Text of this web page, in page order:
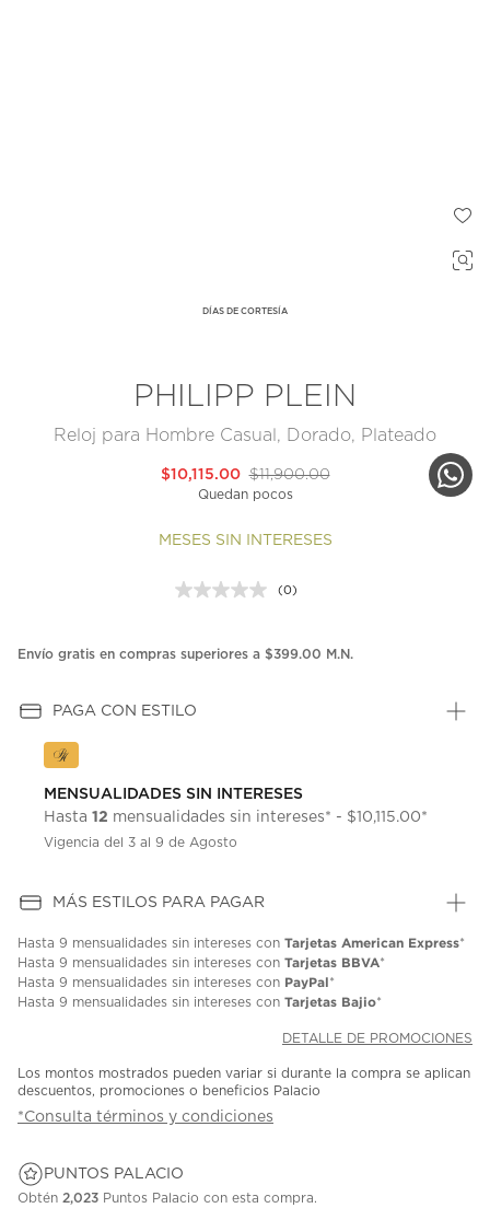
DÍAS DE CORTESÍA
PHILIPP PLEIN
Reloj para Hombre Casual, Dorado, Plateado
$11,900.00
$10,115.00
Quedan pocos
MESES SIN INTERESES
Sin
en
(0)
Envío gratis en compras superiores a $399.00 M.N.
PAGA CON ESTILO
MENSUALIDADES SIN INTERESES
Hasta 12 mensualidades sin intereses* - $10,115.00*
Vigencia del 3 al 9 de Agosto
MÁS ESTILOS PARA PAGAR
Hasta 9 mensualidades sin intereses con Tarjetas American Express*
Hasta 9 mensualidades sin intereses con Tarjetas BBVA*
Hasta 9 mensualidades sin intereses con PayPal*
Hasta 9 mensualidades sin intereses con Tarjetas Bajio*
DETALLE DE PROMOCIONES
Los montos mostrados pueden variar si durante la compra se aplican
descuentos, promociones o beneficios Palacio
*Consulta términos y condiciones
PUNTOS PALACIO
Obtén 2,023 Puntos Palacio con esta compra.